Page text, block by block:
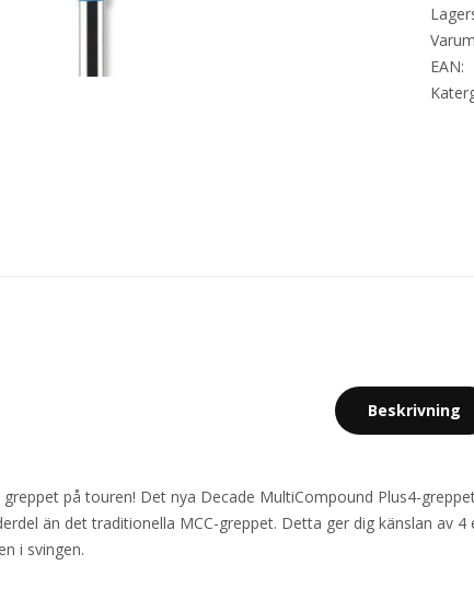
EAN:
Beskrivning
på touren! Det nya Decade MultiCompound Plus4-
än det traditionella MCC-greppet. Detta ger dig känslan
i svingen.